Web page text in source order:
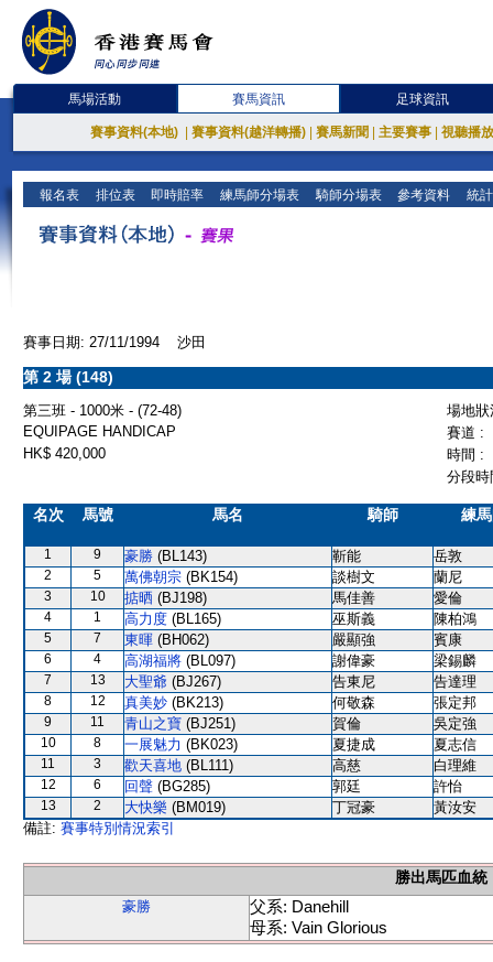
馬場活動 賽馬資訊 足球資訊
賽事資料(本地) 賽事資料(越洋轉播) 賽馬新聞 主要賽事 視聽播
報名表 排位表 即時賠率 練馬師分場表 騎師分場表 參考資料 統
賽事日期: 27/11/1994 沙田
第 2 場 (148)
第三班 - 1000米 - (72-48)
場地
EQUIPAGE HANDICAP
賽道 :
HK$ 420,000
時間 :
分段
名次 馬號 馬名 騎師 練
1 9 豪勝 (BL143) 靳能 岳敦
2 5 萬佛朝宗 (BK154) 談樹文 蘭尼
3 10 掂晒 (BJ198) 馬佳善 愛倫
4 1 高力度 (BL165) 巫斯義 陳柏鴻
5 7 東暉 (BH062) 嚴顯強 賓康
6 4 高湖福將 (BL097) 謝偉豪 梁錫麟
7 13 大聖爺 (BJ267) 告東尼 告達理
8 12 真美妙 (BK213) 何敬森 張定邦
9 11 青山之寶 (BJ251) 賀倫 吳定強
10 8 一展魅力 (BK023) 夏捷成 夏志信
11 3 歡天喜地 (BL111) 高慈 白理維
12 6 回聲 (BG285) 郭廷 許怡
13 2 大快樂 (BM019) 丁冠豪
黃汝安
備註: 賽事特別情況索引
勝出馬匹血統
豪勝
父系: Danehill
母系: Vain Glorious